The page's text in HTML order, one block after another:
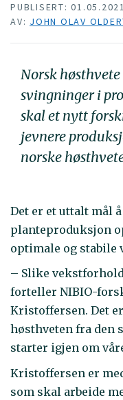
PUBLISERT: 01.05.2021
AV: JOHN OLAV
Norsk
svingninger i
skal et nytt
jevnere
norske
Det er et uttalt mål
planteproduksjon
optimale og stabile
– Slike
forteller NIBIO-
Kristoffersen. Det
høsthveten fra den
starter igjen om
Kristoffersen er
som skal arbeide